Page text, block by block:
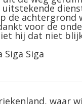
de achtergrond
voor de
hij dat niet
Siga
waar